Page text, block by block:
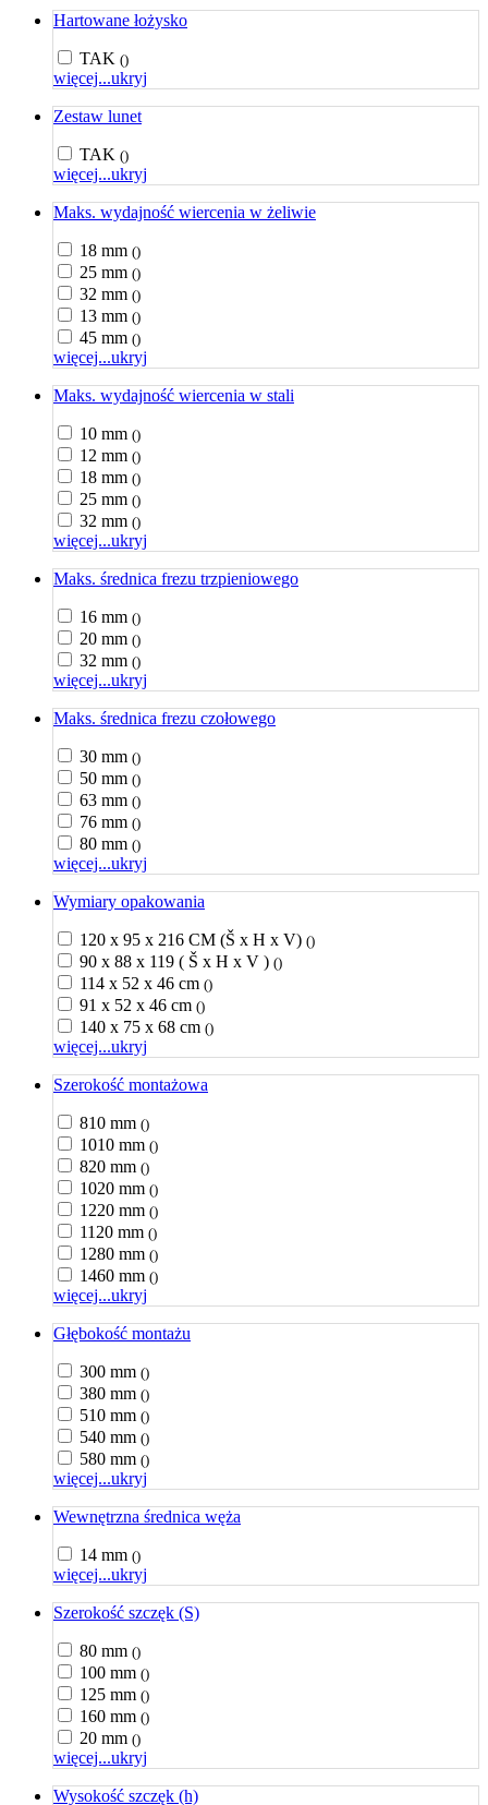
Hartowane łożysko
TAK ()
więcej...ukryj
Zestaw lunet
TAK ()
więcej...ukryj
Maks. wydajność wiercenia w żeliwie
18 mm ()
25 mm ()
32 mm ()
13 mm ()
45 mm ()
więcej...ukryj
Maks. wydajność wiercenia w stali
10 mm ()
12 mm ()
18 mm ()
25 mm ()
32 mm ()
więcej...ukryj
Maks. średnica frezu trzpieniowego
16 mm ()
20 mm ()
32 mm ()
więcej...ukryj
Maks. średnica frezu czołowego
30 mm ()
50 mm ()
63 mm ()
76 mm ()
80 mm ()
więcej...ukryj
Wymiary opakowania
120 x 95 x 216 CM (Š x H x V) ()
90 x 88 x 119 ( Š x H x V ) ()
114 x 52 x 46 cm ()
91 x 52 x 46 cm ()
140 x 75 x 68 cm ()
więcej...ukryj
Szerokość montażowa
810 mm ()
1010 mm ()
820 mm ()
1020 mm ()
1220 mm ()
1120 mm ()
1280 mm ()
1460 mm ()
więcej...ukryj
Głębokość montażu
300 mm ()
380 mm ()
510 mm ()
540 mm ()
580 mm ()
więcej...ukryj
Wewnętrzna średnica węża
14 mm ()
więcej...ukryj
Szerokość szczęk (S)
80 mm ()
100 mm ()
125 mm ()
160 mm ()
20 mm ()
więcej...ukryj
Wysokość szczęk (h)